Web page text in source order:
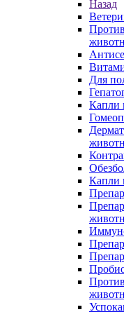
Назад
Для
Капли
Капли